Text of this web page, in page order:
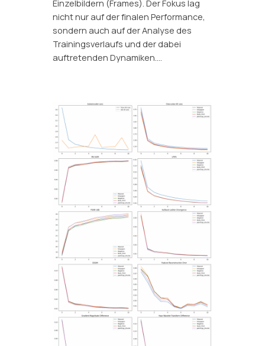
Einzelbildern (Frames). Der Fokus lag
nicht nur auf der finalen Performance,
sondern auch auf der Analyse des
Trainingsverlaufs und der dabei
auftretenden Dynamiken.…